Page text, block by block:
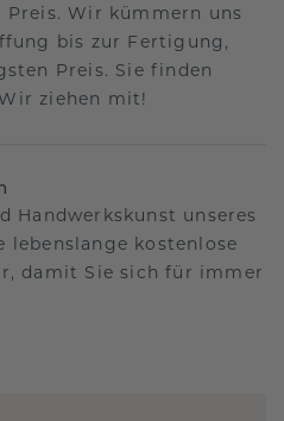
Wir kümmern uns
bis zur Fertigung,
Preis. Sie finden
ziehen mit!
Handwerkskunst unseres
lebenslange kostenlose
damit Sie sich für immer